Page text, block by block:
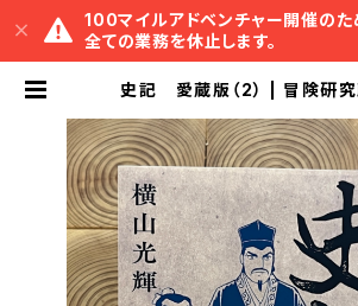
100マイルアドベンチャー開催のた
全ての業務を休止します。
史記 愛蔵版（2） | 冒険研